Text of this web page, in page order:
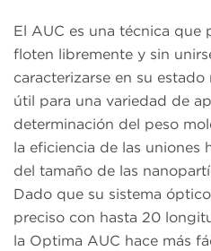
El AUC es una técnica que
floten libremente y sin
caracterizarse en su
útil para una variedad de
determinación del peso
la eficiencia de las uniones
del tamaño de las
Dado que su sistema
preciso con hasta 20
la Optima AUC hace más